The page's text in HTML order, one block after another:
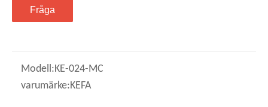
Fråga
Modell:KE-024-MC
varumärke:KEFA